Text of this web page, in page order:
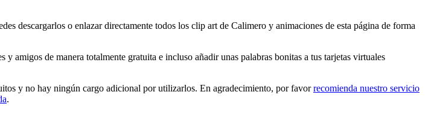
descargarlos o enlazar directamente todos los clip art de Calimero y animaciones de esta página de forma
amigos de manera totalmente gratuita e incluso añadir unas palabras bonitas a tus tarjetas virtuales
y no hay ningún cargo adicional por utilizarlos. En agradecimiento, por favorrecomienda nuestro servicio
.